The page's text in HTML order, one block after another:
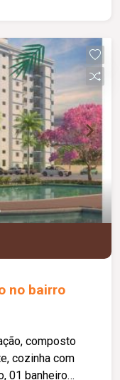
conforto,
toda a família.
no bairro
composto
cozinha com
01 banheiro